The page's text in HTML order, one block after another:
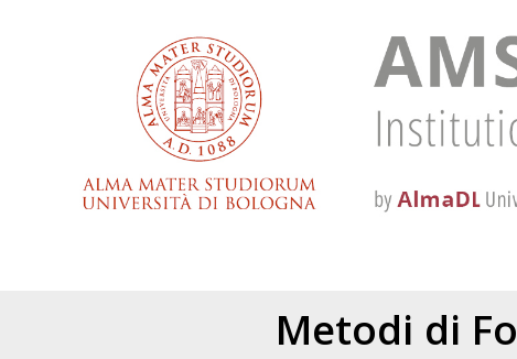
Metodi di